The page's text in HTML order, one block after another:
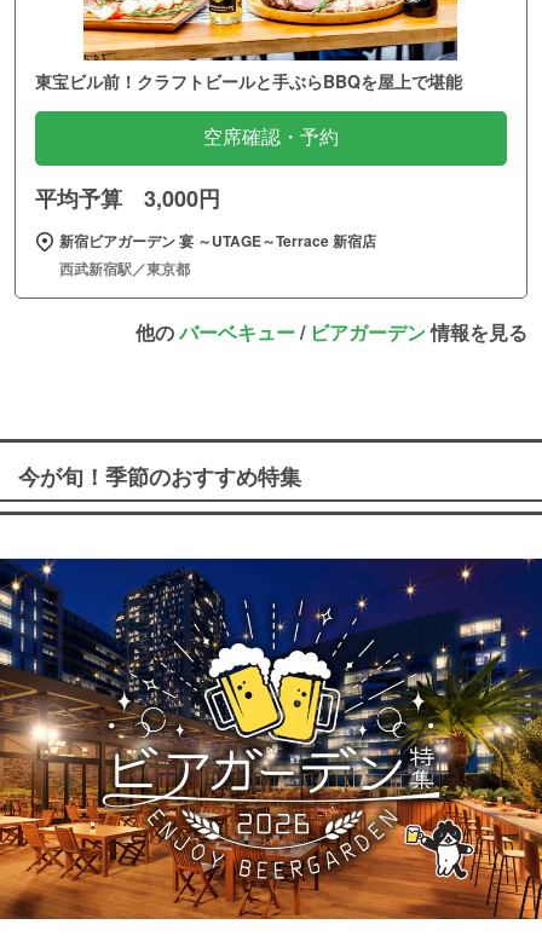
東宝ビル前！クラフトビールと手ぶらBBQを屋上で堪能
空席確認・予約
平均予算 3,000円
新宿ビアガーデン 宴 ～UTAGE～Terrace 新宿店
西武新宿駅／東京都
他のバーベキュー/ ビアガーデン情報を見る
今が旬！季節のおすすめ特集